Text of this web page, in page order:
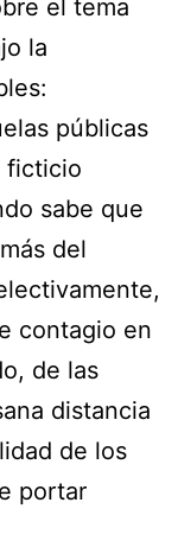
el tema
la
públicas
ficticio
sabe que
del
contagio en
de las
distancia
de los
portar